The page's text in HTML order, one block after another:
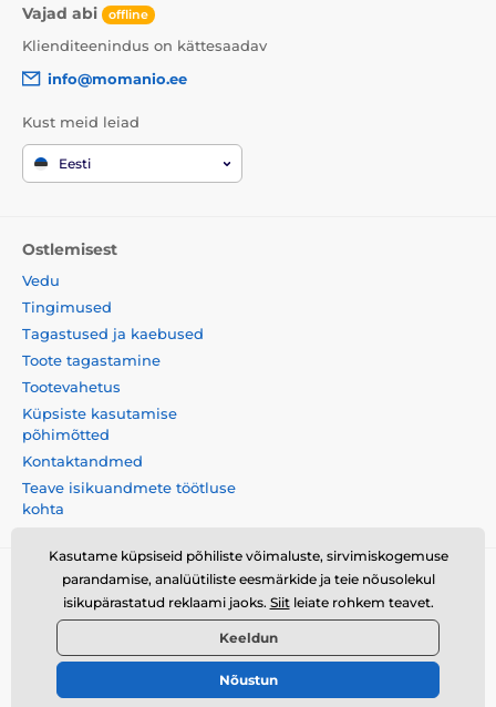
Vajad abi offline
Klienditeenindus on kättesaadav
info@momanio.ee
Kust meid leiad
Eesti
Ostlemisest
Vedu
Tingimused
Tagastused ja kaebused
Toote tagastamine
Tootevahetus
Küpsiste kasutamise
põhimõtted
Kontaktandmed
Teave isikuandmete töötluse
kohta
Momanio s.r.o., Okružní 361/14, 747 18, Píšť, Tšehhi
Vabariik, VAT: CZ09604707
© 2026 www.momanio.ee ⦁ E-poe lõi
Kasutame küpsiseid põhiliste võimaluste, sirvimiskogemuse
parandamise, analüütiliste eesmärkide ja teie nõusolekul
isikupärastatud reklaami jaoks. Siitleiate rohkem teavet.
Keeldun
Nõustun